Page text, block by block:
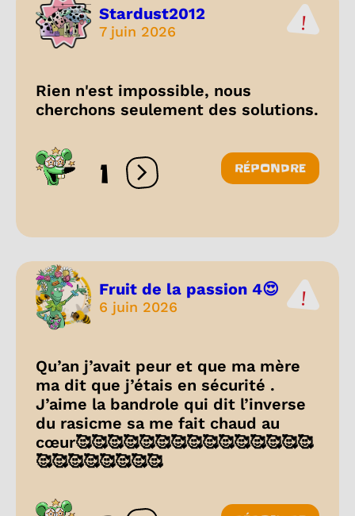
Stardust2012
7 juin 2026
Rien n'est impossible, nous
cherchons seulement des solutions.
1 Ouvrir les réactions
RÉPONDRE
Fruit de la passion 4😍
6 juin 2026
Qu’an j’avait peur et que ma mère
ma dit que j’étais en sécurité .
J’aime la bandrole qui dit l’inverse
du rasicme sa me fait chaud au
cœur🥰🥰🥰🥰🥰🥰🥰🥰🥰🥰🥰🥰🥰🥰🥰
🥰🥰🥰🥰🥰🥰🥰🥰